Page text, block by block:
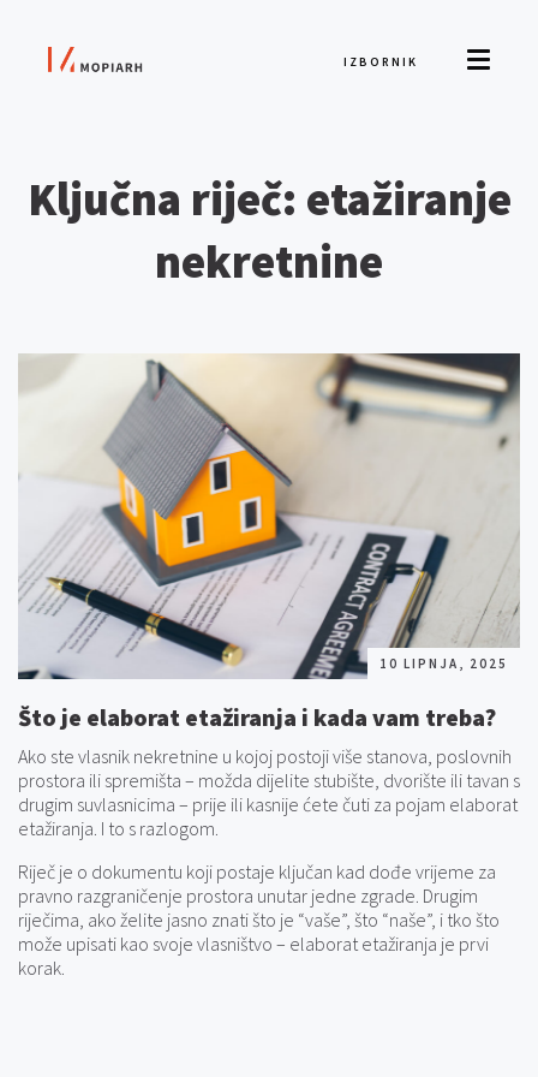
IZBORNIK
Ključna riječ: etažiranje
nekretnine
10 LIPNJA, 2025
Što je elaborat etažiranja i kada vam treba?
Ako ste vlasnik nekretnine u kojoj postoji više stanova, poslovnih
prostora ili spremišta – možda dijelite stubište, dvorište ili tavan s
drugim suvlasnicima – prije ili kasnije ćete čuti za pojam elaborat
etažiranja. I to s razlogom.
Riječ je o dokumentu koji postaje ključan kad dođe vrijeme za
pravno razgraničenje prostora unutar jedne zgrade. Drugim
riječima, ako želite jasno znati što je “vaše”, što “naše”, i tko što
može upisati kao svoje vlasništvo – elaborat etažiranja je prvi
korak.